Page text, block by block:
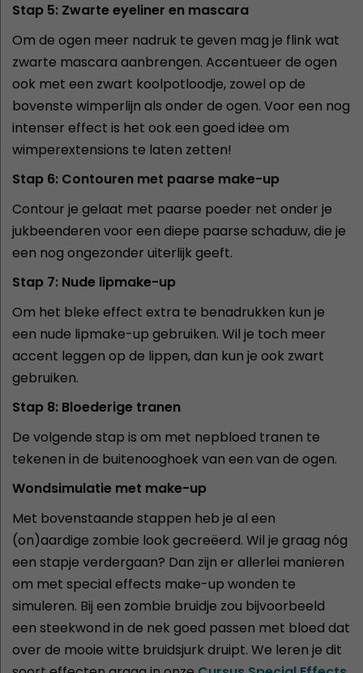
Stap 5: Zwarte eyeliner en mascara
Om de ogen meer nadruk te geven mag je flink wat
zwarte mascara aanbrengen. Accentueer de ogen
ook met een zwart koolpotloodje, zowel op de
bovenste wimperlijn als onder de ogen. Voor een nog
intenser effect is het ook een goed idee om
wimperextensions te laten zetten!
Stap 6: Contouren met paarse make-up
Contour je gelaat met paarse poeder net onder je
jukbeenderen voor een diepe paarse schaduw, die je
een nog ongezonder uiterlijk geeft.
Stap 7: Nude lipmake-up
Om het bleke effect extra te benadrukken kun je
een nude lipmake-up gebruiken. Wil je toch meer
accent leggen op de lippen, dan kun je ook zwart
gebruiken.
Stap 8: Bloederige tranen
De volgende stap is om met nepbloed tranen te
tekenen in de buitenooghoek van een van de ogen.
Wondsimulatie met make-up
Met bovenstaande stappen heb je al een
(on)aardige zombie look gecreëerd. Wil je graag nóg
een stapje verdergaan? Dan zijn er allerlei manieren
om met special effects make-up wonden te
simuleren. Bij een zombie bruidje zou bijvoorbeeld
een steekwond in de nek goed passen met bloed dat
over de mooie witte bruidsjurk druipt. We leren je dit